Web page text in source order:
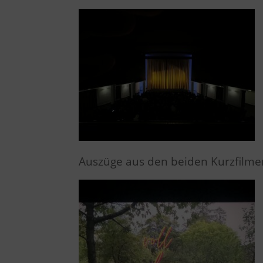
Auszüge aus den beiden